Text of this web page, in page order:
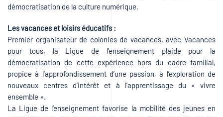
démocratisation de la culture numérique.
Les vacances et loisirs éducatifs :
Premier organisateur de colonies de vacances, avec Vacances
pour tous, la Ligue de l’enseignement plaide pour la
démocratisation de cette expérience hors du cadre familial,
propice à l’approfondissement d’une passion, à l’exploration de
nouveaux centres d’intérêt et à l’apprentissage du « vivre
ensemble ».
La Ligue de l’enseignement favorise la mobilité des jeunes en